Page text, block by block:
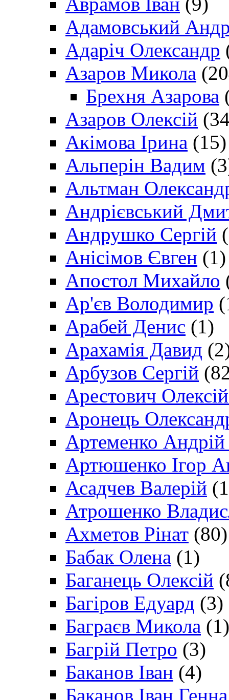
Адамовський
Адаріч Олександр
Азаров Микола
Брехня Азарова
Азаров Олексій
Акімова Ірина (15)
Альперін Вадим
Альтман
Андрієвський
Андрушко Сергій
Анісімов Євген (1)
Апостол Михайло
Ар'єв Володимир
Арабей Денис (1)
Арахамія Давид
Арбузов Сергій
Арестович
Аронець
Артеменко Андрій
Артюшенко Ігор
Асадчев Валерій
Атрошенко
Ахметов Рінат (80)
Бабак Олена (1)
Баганець Олексій
Багіров Едуард (3)
Баграєв Микола (1)
Багрій Петро (3)
Баканов Іван (4)
Баканов Іван